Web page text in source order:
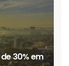
30% em